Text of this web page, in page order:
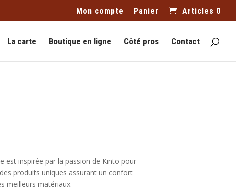
Mon compte Panier Articles 0
La carte Boutique en ligne Côté pros Contact
est inspirée par la passion de Kinto pour
produits uniques assurant un confort
meilleurs matériaux.